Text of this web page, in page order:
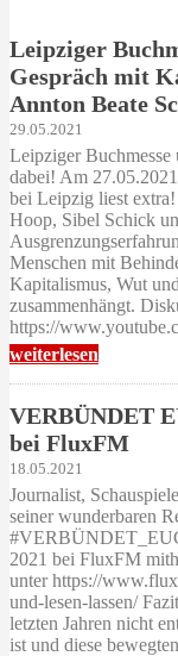
Leipziger
Gespräch mit
Annton Beate
29.05.2021
Leipziger
dabei! Am
bei Leipzig liest
Hoop, Sibel Schick
Menschen mit
Kapitalismus, Wut
zusammenhängt.
https://
weiterlesen
VERBÜNDET
bei FluxFM
18.05.2021
Journalist,
seiner wunderbaren
2021 bei FluxFM
unter https://
und-lesen-lassen/
letzten Jahren nicht
ist und diese